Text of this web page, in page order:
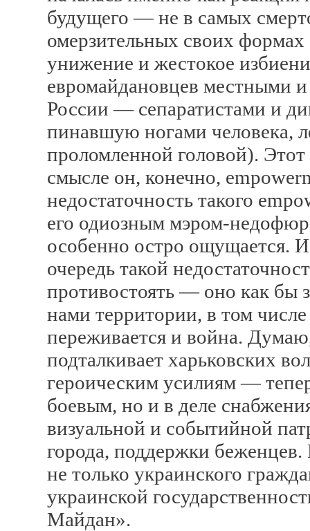
будущего — не в самых
омерзительных своих
унижение и жестокое
евромайдановцев местными
России — сепаратистами и
пинавшую ногами человека,
проломленной головой).
смысле он, конечно,
недостаточность такого
его одиозным мэром-
особенно остро ощущается.
очередь такой
противостоять — оно как бы
нами территории, в том
переживается и война.
подталкивает харьковских
героическим усилиям —
боевым, но и в деле
визуальной и событийной
города, поддержки
не только украинского
украинской
Майдан».